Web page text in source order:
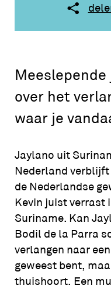
over het
waar je
Jaylano uit
Nederland
de Nederlandse
Kevin juist verrast
Suriname. Kan
Bodil de la Parra
verlangen naar
geweest bent,
thuishoort. Een